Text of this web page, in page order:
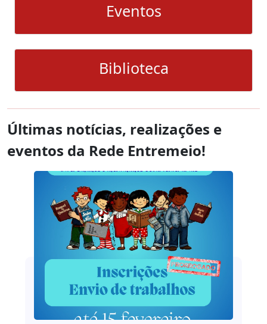
Eventos
Biblioteca
Últimas notícias, realizações e
eventos da Rede Entremeio!